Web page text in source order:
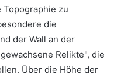
zu
die
der Wall an der
Relikte", die
Über die Höhe der